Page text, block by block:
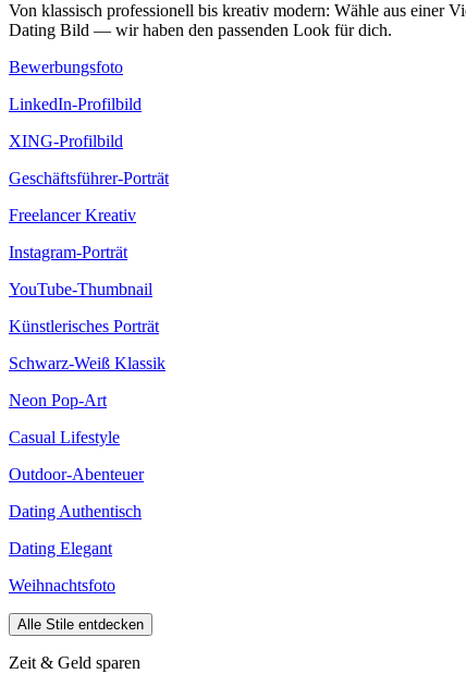
Von klassisch professionell bis kreativ modern: Wähle aus einer
Dating Bild — wir haben den passenden Look für dich.
Bewerbungsfoto
LinkedIn-Profilbild
XING-Profilbild
Geschäftsführer-Porträt
Freelancer Kreativ
Instagram-Porträt
YouTube-Thumbnail
Künstlerisches Porträt
Schwarz-Weiß Klassik
Neon Pop-Art
Casual Lifestyle
Outdoor-Abenteuer
Dating Authentisch
Dating Elegant
Weihnachtsfoto
Alle Stile entdecken
Zeit & Geld sparen